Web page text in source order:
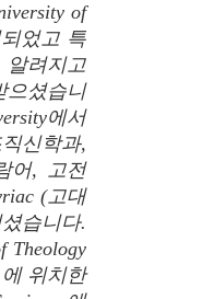
of
었고 특
려지고
으셨습니
에서
신학과,
어, 고전
(고대
습니다.
Theology
위치한